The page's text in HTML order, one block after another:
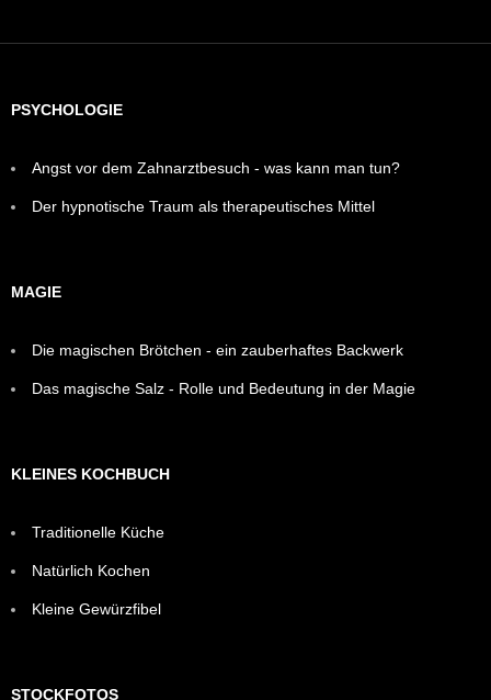
PSYCHOLOGIE
Angst vor dem Zahnarztbesuch - was kann man tun?
Der hypnotische Traum als therapeutisches Mittel
MAGIE
Die magischen Brötchen - ein zauberhaftes Backwerk
Das magische Salz - Rolle und Bedeutung in der Magie
KLEINES KOCHBUCH
Traditionelle Küche
Natürlich Kochen
Kleine Gewürzfibel
STOCKFOTOS